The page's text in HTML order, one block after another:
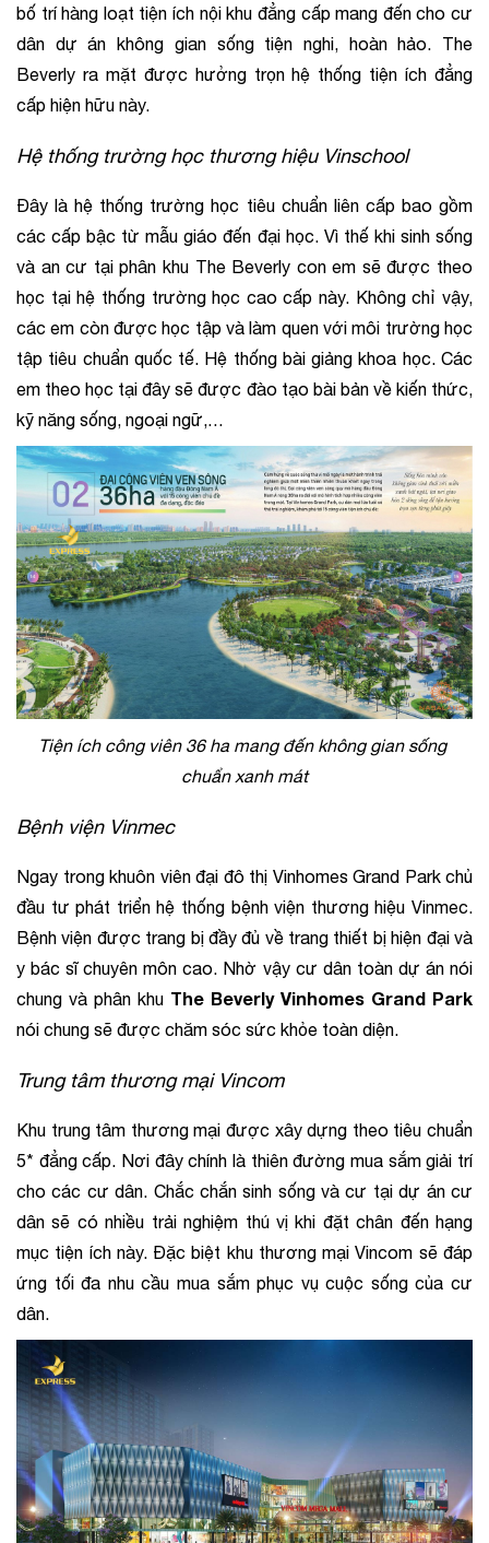
bố trí hàng loạt tiện ích nội khu đẳng cấp mang đến cho cư
dân dự án không gian sống tiện nghi, hoàn hảo. The
Beverly ra mặt được hưởng trọn hệ thống tiện ích đẳng
cấp hiện hữu này.
Hệ thống trường học thương hiệu Vinschool
Đây là hệ thống trường học tiêu chuẩn liên cấp bao gồm
các cấp bậc từ mẫu giáo đến đại học. Vì thế khi sinh sống
và an cư tại phân khu The Beverly con em sẽ được theo
học tại hệ thống trường học cao cấp này. Không chỉ vậy,
các em còn được học tập và làm quen với môi trường học
tập tiêu chuẩn quốc tế. Hệ thống bài giảng khoa học. Các
em theo học tại đây sẽ được đào tạo bài bản về kiến thức,
kỹ năng sống, ngoại ngữ,…
Tiện ích công viên 36 ha mang đến không gian sống
chuẩn xanh mát
Bệnh viện Vinmec
Ngay trong khuôn viên đại đô thị Vinhomes Grand Park chủ
đầu tư phát triển hệ thống bệnh viện thương hiệu Vinmec.
Bệnh viện được trang bị đầy đủ về trang thiết bị hiện đại và
y bác sĩ chuyên môn cao. Nhờ vậy cư dân toàn dự án nói
chung và phân khu The Beverly Vinhomes Grand Park
nói chung sẽ được chăm sóc sức khỏe toàn diện.
Trung tâm thương mại Vincom
Khu trung tâm thương mại được xây dựng theo tiêu chuẩn
5* đẳng cấp. Nơi đây chính là thiên đường mua sắm giải trí
cho các cư dân. Chắc chắn sinh sống và cư tại dự án cư
dân sẽ có nhiều trải nghiệm thú vị khi đặt chân đến hạng
mục tiện ích này. Đặc biệt khu thương mại Vincom sẽ đáp
ứng tối đa nhu cầu mua sắm phục vụ cuộc sống của cư
dân.